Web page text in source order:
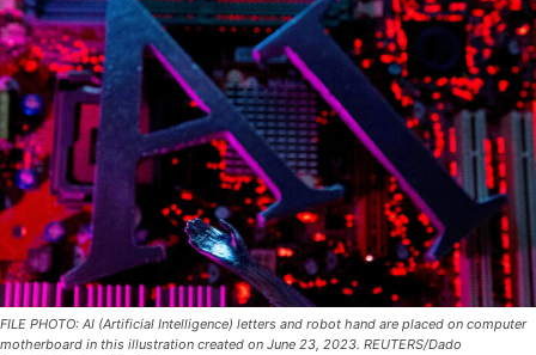
FILE PHOTO: AI (Artificial Intelligence) letters and robot hand are placed on computer
motherboard in this illustration created on June 23, 2023. REUTERS/Dado